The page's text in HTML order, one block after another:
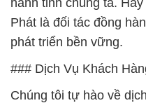
Phát là đối tác đồng
phát triển bền vững.
### Dịch Vụ Khách
Chúng tôi tự hào về